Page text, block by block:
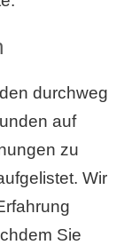
durchweg
auf
zu
Wir
Sie